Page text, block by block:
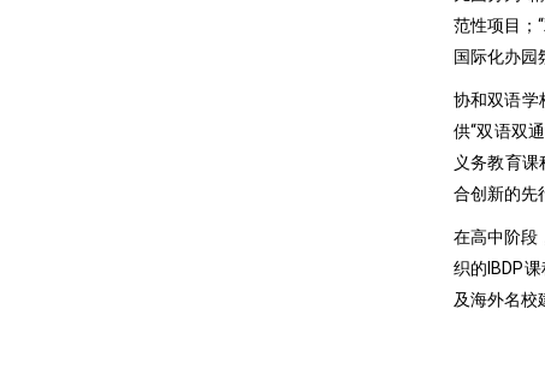
范性项目；
国际化办园
协和双语学
供“双语双
义务教育
合创新的先
在高中阶段
织的IBDP
及海外名校